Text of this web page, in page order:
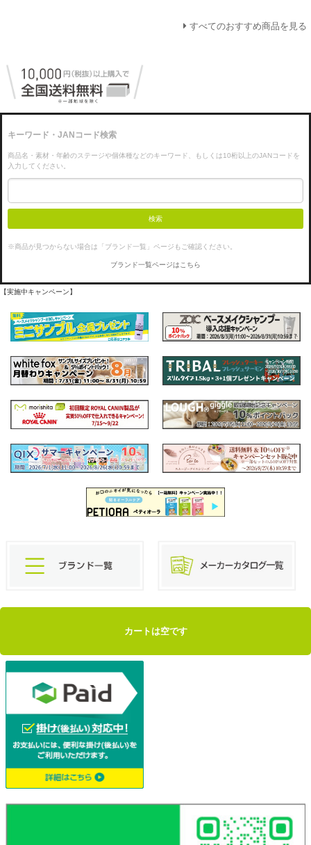
すべてのおすすめ商品を見る
キーワード・JANコード検索
商品名・素材・年齢のステージや個体種などのキーワード、もしくは10桁以上のJANコードを
入力してください。
検索
※商品が見つからない場合は「ブランド一覧」ページもご確認ください。
ブランド一覧ページはこちら
【実施中キャンペーン】
カートは空です